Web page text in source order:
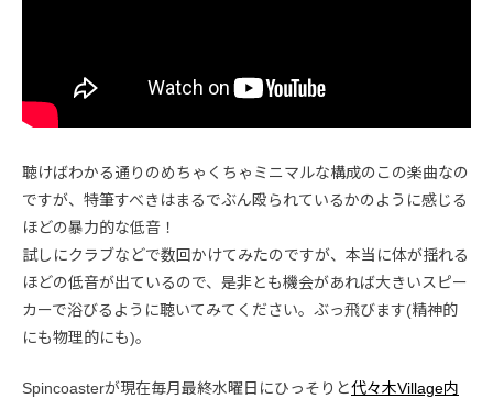
聴けばわかる通りのめちゃくちゃミニマルな構成のこの楽曲なの
ですが、特筆すべきはまるでぶん殴られているかのように感じる
ほどの暴力的な低音！
試しにクラブなどで数回かけてみたのですが、本当に体が揺れる
ほどの低音が出ているので、是非とも機会があれば大きいスピー
カーで浴びるように聴いてみてください。ぶっ飛びます(精神的
にも物理的にも)。
Spincoasterが現在毎月最終水曜日にひっそりと代々木Village内